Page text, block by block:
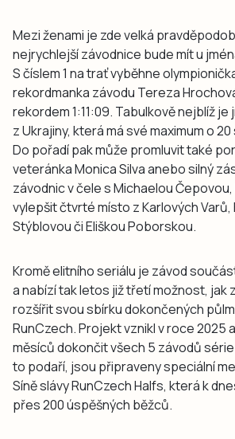
Mezi ženami je zde velká
nejrychlejší závodnice bude mít u
S číslem 1 na trať vyběhne
rekordmanka závodu Tereza
rekordem 1:11:09. Tabulkově nejblíž je
z Ukrajiny, která má své maximum o
Do pořadí pak může promluvit také
veteránka Monica Silva anebo silný
závodnic v čele s Michaelou
vylepšit čtvrté místo z Karlových
Stýblovou či Eliškou Poborskou.
Kromě elitního seriálu je závod
a nabízí tak letos již třetí možnost, jak
rozšířit svou sbírku dokončených
RunCzech. Projekt vznikl v roce 2025
měsíců dokončit všech 5 závodů
to podaří, jsou připraveny speciální
Síně slávy RunCzech Halfs, která k
přes 200 úspěšných běžců.